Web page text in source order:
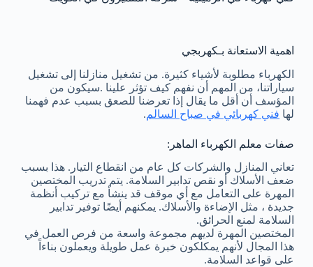
اهمية الاستعانة بـكهربجي
الكهرباء مطلوبة لأشياء كثيرة. من تشغيل منازلنا إلى تشغيل
سياراتنا، من المهم أن نفهم كيف تؤثر علينا .سيكون من
المؤسف أن أقل ما يقال إذا تعرضنا للصعق بسبب عدم فهمنا
لها فني كهربائي في صباح السالم.
صفات معلم الكهرباء الماهر:
تعاني المنازل والشركات كل عام من انقطاع التيار. هذا بسبب
ضعف الأسلاك أو نقص تدابير السلامة. يتم تدريب المختصين
المهرة على التعامل مع أي موقف قد ينشأ مع تركيب أنظمة
جديدة ، مثل الإضاءة والأسلاك. يمكنهم أيضًا توفير تدابير
السلامة لمنع الحرائق.
المختصين المهرة لديهم مجموعة واسعة من فرص العمل في
هذا المجال لأنهم يمكلكون خبرة عمل طويلة ويعملون بناءاً
على قواعد السلامة.